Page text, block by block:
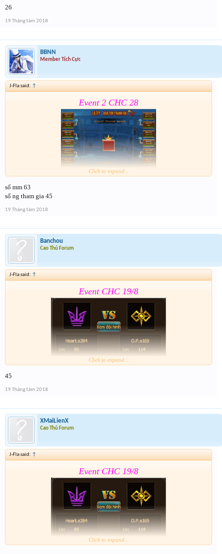
Nhớ tham gia event 2 . Event 2 sẽ đóng cùng thời
gian Event CHC 19/8
26
19 Tháng tám 2018
BBNN
Member Tích Cực
J-Fla said: ↑
Event 2 CHC 28
Click to expand...
số mm 63
số ng tham gia 45
19 Tháng tám 2018
Banchou
Cao Thủ Forum
J-Fla said: ↑
Event CHC 19/8
Nhớ tham gia event 2 . Event 2 sẽ đóng cùng thời
gian Event CHC 19/8
Click to expand...
45
19 Tháng tám 2018
XMaiLienX
Cao Thủ Forum
J-Fla said: ↑
Event CHC 19/8
Click to expand...